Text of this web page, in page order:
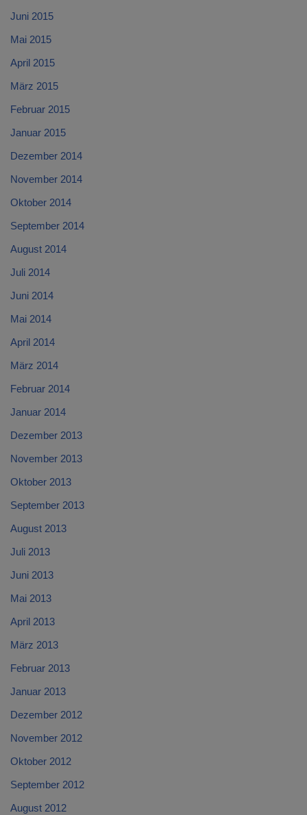
Juni 2015
Mai 2015
April 2015
März 2015
Februar 2015
Januar 2015
Dezember 2014
November 2014
Oktober 2014
September 2014
August 2014
Juli 2014
Juni 2014
Mai 2014
April 2014
März 2014
Februar 2014
Januar 2014
Dezember 2013
November 2013
Oktober 2013
September 2013
August 2013
Juli 2013
Juni 2013
Mai 2013
April 2013
März 2013
Februar 2013
Januar 2013
Dezember 2012
November 2012
Oktober 2012
September 2012
August 2012